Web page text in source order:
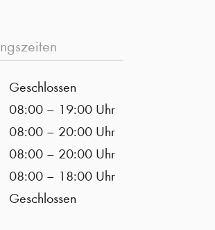
Geschlossen
08:00 – 19:00 Uhr
08:00 – 20:00 Uhr
08:00 – 20:00 Uhr
08:00 – 18:00 Uhr
Geschlossen